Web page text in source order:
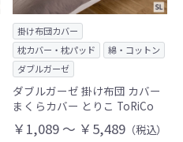
掛け布団カバー
枕カバー・枕パッド
綿・コットン
ダブルガーゼ
ダブルガーゼ 掛け布団 カバー
まくらカバー とりこ ToRiCo
￥1,089 ～ ￥5,489 （税込）